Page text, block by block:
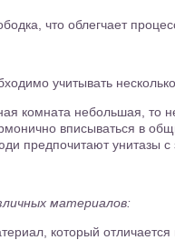
что облегчает
учитывать
комната небольшая, то
вписываться в
предпочитают унитазы
материалов:
который отличается